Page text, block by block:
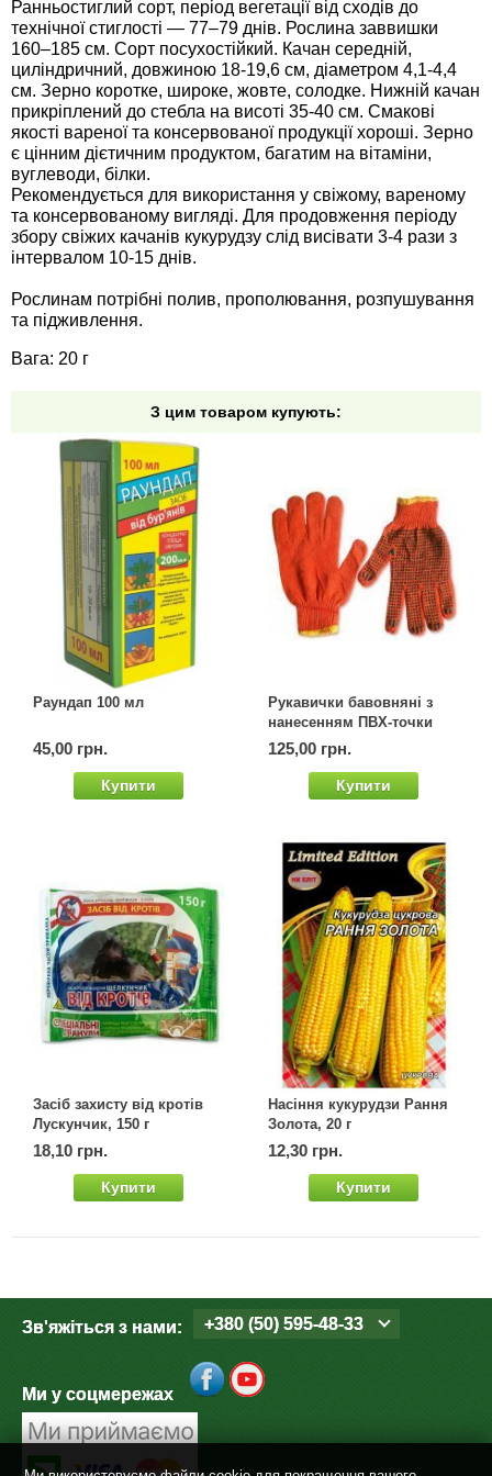
Ранньостиглий сорт, період вегетації від сходів до
технічної стиглості — 77–79 днів. Рослина заввишки
160–185 см. Сорт посухостійкий. Качан середній,
циліндричний, довжиною 18-19,6 см, діаметром 4,1-4,4
см. Зерно коротке, широке, жовте, солодке. Нижній качан
прикріплений до стебла на висоті 35-40 см. Смакові
якості вареної та консервованої продукції хороші. Зерно
є цінним дієтичним продуктом, багатим на вітаміни,
вуглеводи, білки.
Рекомендується для використання у свіжому, вареному
та консервованому вигляді. Для продовження періоду
збору свіжих качанів кукурудзу слід висівати 3-4 рази з
інтервалом 10-15 днів.
Рослинам потрібні полив, прополювання, розпушування
та підживлення.
Вага: 20 г
З цим товаром купують:
Раундап 100 мл
45,00 грн.
Купити
Рукавички бавовняні з
нанесенням ПВХ-точки
оранжеві, упаковка 12 пар
125,00 грн.
Купити
Засіб захисту від кротів
Лускунчик, 150 г
18,10 грн.
Купити
Насіння кукурудзи Рання
Золота, 20 г
12,30 грн.
Купити
Зв'яжіться з нами: +380 (50) 595-48-33
Ми у соцмережах
Семена сидератов
Семена табака
Семена томатов
Семена газонной травы
Семена тыквы, патиссона
Семена укропа
Семена фасоли
Семена шпината
Семена щавеля
Элитные семена в банках
Средства защиты от мух
Средства защиты от моли
Средства защиты от капустницы
Средства защиты от кротов
Средства защиты от грызунов
Препараты для септиков, выгребных ям и
дачных туалетов, биодеструкторы
Лидеры продаж
Купить семена - хиты продаж